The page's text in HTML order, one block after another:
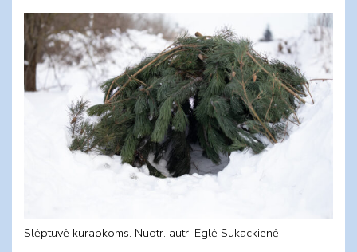
Slėptuvė kurapkoms. Nuotr. autr. Eglė Sukackienė